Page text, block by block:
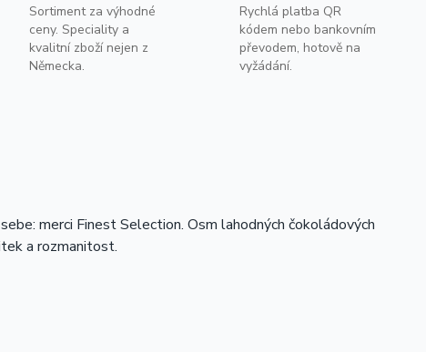
Sortiment za výhodné
ceny. Speciality a
kvalitní zboží nejen z
Německa.
Rychlá platba QR
kódem nebo bankovním
převodem, hotově na
vyžádání.
merci Finest Selection. Osm lahodných čokoládových
a rozmanitost.